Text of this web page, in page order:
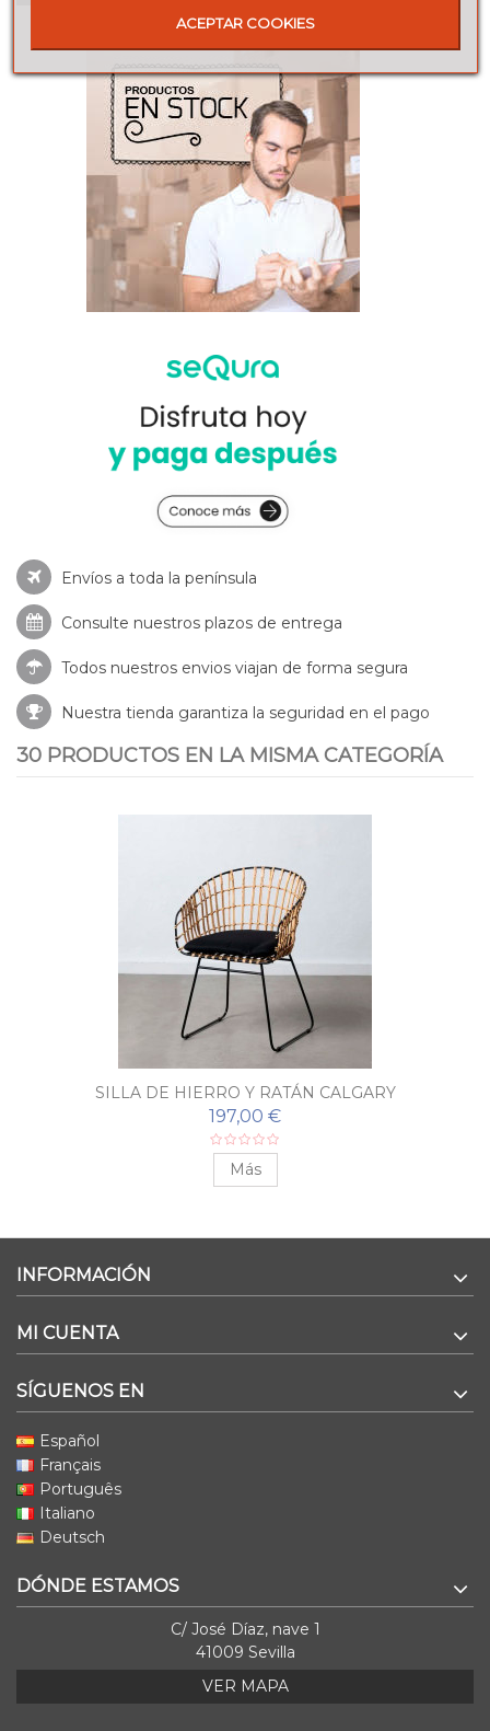
Envíos a toda la península
Consulte nuestros plazos de entrega
Todos nuestros envios viajan de forma segura
Nuestra tienda garantiza la seguridad en el pago
30 PRODUCTOS EN LA MISMA CATEGORÍA
SILLA DE HIERRO Y RATÁN CALGARY
197,00 €
Más
INFORMACIÓN
MI CUENTA
SÍGUENOS EN
Español
Français
Português
Italiano
Deutsch
DÓNDE ESTAMOS
C/ José Díaz, nave 1
41009 Sevilla
VER MAPA
ACEPTAR COOKIES